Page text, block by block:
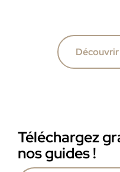
Téléchargez
nos guides !